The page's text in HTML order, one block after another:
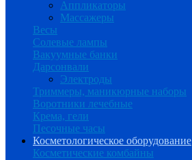
Аппликаторы
Массажеры
Весы
Солевые лампы
Вакуумные банки
Дарсонвали
Электроды
Триммеры, маникюрные наборы
Воротники лечебные
Крема, гели
Песочные часы
Косметологическое оборудование
Косметические комбайны